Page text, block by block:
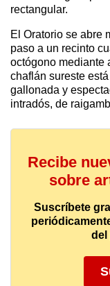
rectangular.
El Oratorio se abre
paso a un recinto
octógono mediante
chaflán sureste
gallonada y
intradós, de
Recibe
sobre
Suscríbete
del